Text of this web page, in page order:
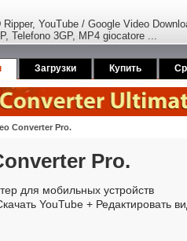
Ripper, YouTube / Google Video
Telefono 3GP, MP4 giocatore ...
Загрузки Купить
Converter Pro.
Pro.
для мобильных устройств
YouTube + Редактировать